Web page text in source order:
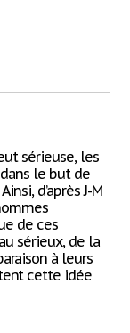
sérieuse, les
le but de
Ainsi, d’après J-M
de ces
sérieux, de la
à leurs
cette idée